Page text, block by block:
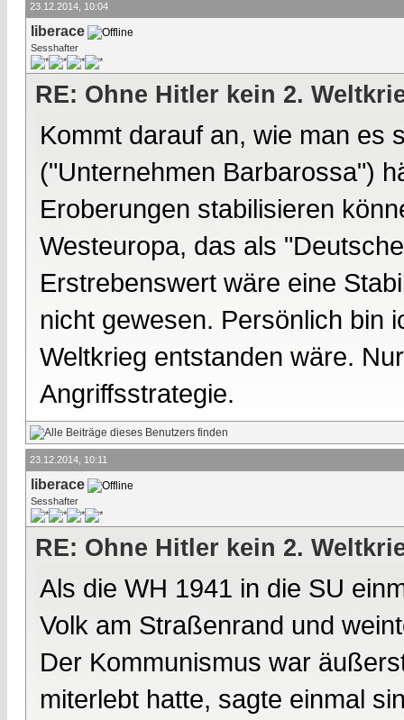
23.12.2014, 10:04
liberace
Sesshafter
RE: Ohne Hitler kein 2.
Kommt darauf an, wie man es
("Unternehmen Barbarossa")
Eroberungen stabilisieren
Westeuropa, das als
Erstrebenswert wäre eine
nicht gewesen. Persönlich bin
Weltkrieg entstanden wäre.
Angriffsstrategie.
23.12.2014, 10:11
liberace
Sesshafter
RE: Ohne Hitler kein 2.
Als die WH 1941 in die SU
Volk am Straßenrand und
Der Kommunismus war
miterlebt hatte, sagte einmal